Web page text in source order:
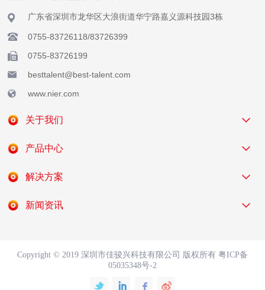
广东省深圳市龙华区大浪街道华宁路嘉义源科技园3栋
0755-83726118/83726399
0755-83726199
besttalent@best-talent.com
www.nier.com
关于我们
产品中心
解决方案
新闻资讯
Copyright © 2019 深圳市佳骏兴科技有限公司 版权所有 粤ICP备
05035348号-2